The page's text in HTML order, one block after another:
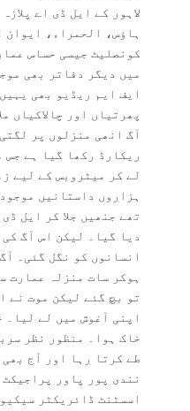
لاہور کے ایل ڈی اے
ہاؤس، الحمراء،
کونصلیٹ جیسی حساس
میں دیگر دفاتر بھی
ایف ایم ریڈیو بھی
پھرتیاں اور چالاکیاں
آگ انھی منزلوں پر
ریکارڈ رکھا گیا ہے جس
لے کر میٹروبس کے لیے
ہزاروں داستانیں
تھے جنھیں جلا کر ایل
دیا گیا۔ لیکن اس آگ
انسانوں کو نگل گئی۔
ہوکر سات منزلہ عمارت
تو بچ گئے لیکن موت نے
اپنی آغوش میں لے لیا۔
خاک ہوا۔ منظور نظر
طے کرتا رہا اور آج بھی
نندی پور پاور
اسسٹنٹ ڈائریکٹر